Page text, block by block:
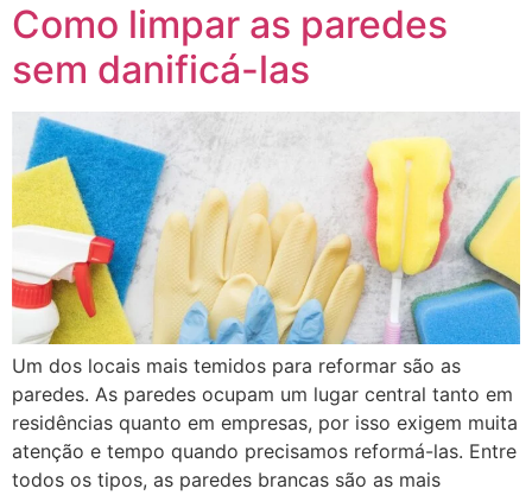
Como limpar as paredes
sem danificá-las
Um dos locais mais temidos para reformar são as
paredes. As paredes ocupam um lugar central tanto em
residências quanto em empresas, por isso exigem muita
atenção e tempo quando precisamos reformá-las. Entre
todos os tipos, as paredes brancas são as mais